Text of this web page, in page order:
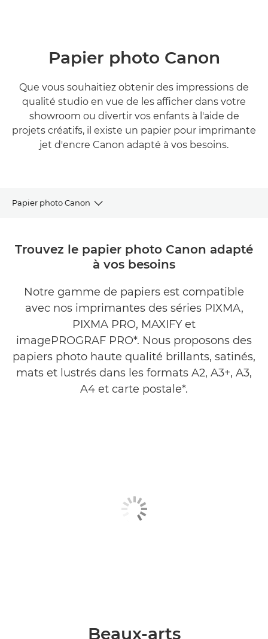
Papier photo Canon
Que vous souhaitiez obtenir des impressions de
qualité studio en vue de les afficher dans votre
showroom ou divertir vos enfants à l'aide de
projets créatifs, il existe un papier pour imprimante
jet d'encre Canon adapté à vos besoins.
Papier photo Canon
QUALITÉ PROFESSIONNELLE
PHOTOS À LA MAISON
PROJETS CRÉATIFS
ENCRE
Trouvez le papier photo Canon adapté
à vos besoins
Notre gamme de papiers est compatible
avec nos imprimantes des séries PIXMA,
PIXMA PRO, MAXIFY et
imagePROGRAF PRO*. Nous proposons des
papiers photo haute qualité brillants, satinés,
mats et lustrés dans les formats A2, A3+, A3,
A4 et carte postale*.
Beaux-arts